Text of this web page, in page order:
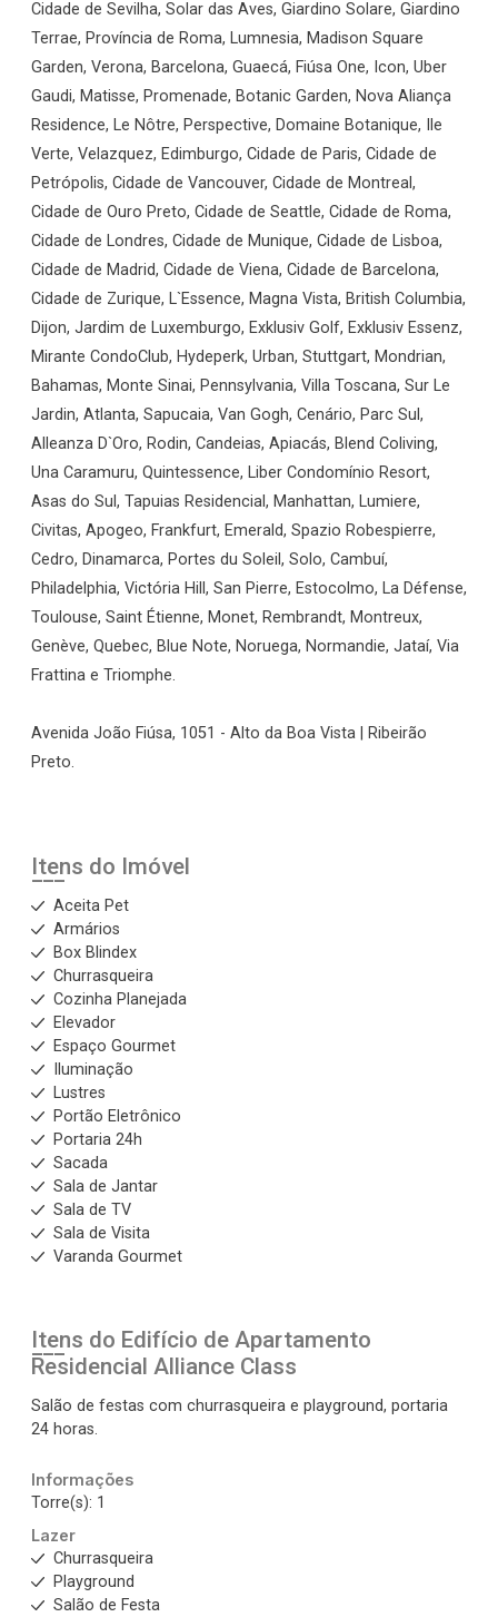
Cidade de Sevilha, Solar das Aves, Giardino Solare, Giardino
Terrae, Província de Roma, Lumnesia, Madison Square
Garden, Verona, Barcelona, Guaecá, Fiúsa One, Icon, Uber
Gaudi, Matisse, Promenade, Botanic Garden, Nova Aliança
Residence, Le Nôtre, Perspective, Domaine Botanique, Ile
Verte, Velazquez, Edimburgo, Cidade de Paris, Cidade de
Petrópolis, Cidade de Vancouver, Cidade de Montreal,
Cidade de Ouro Preto, Cidade de Seattle, Cidade de Roma,
Cidade de Londres, Cidade de Munique, Cidade de Lisboa,
Cidade de Madrid, Cidade de Viena, Cidade de Barcelona,
Cidade de Zurique, L`Essence, Magna Vista, British Columbia,
Dijon, Jardim de Luxemburgo, Exklusiv Golf, Exklusiv Essenz,
Mirante CondoClub, Hydeperk, Urban, Stuttgart, Mondrian,
Bahamas, Monte Sinai, Pennsylvania, Villa Toscana, Sur Le
Jardin, Atlanta, Sapucaia, Van Gogh, Cenário, Parc Sul,
Alleanza D`Oro, Rodin, Candeias, Apiacás, Blend Coliving,
Una Caramuru, Quintessence, Liber Condomínio Resort,
Asas do Sul, Tapuias Residencial, Manhattan, Lumiere,
Civitas, Apogeo, Frankfurt, Emerald, Spazio Robespierre,
Cedro, Dinamarca, Portes du Soleil, Solo, Cambuí,
Philadelphia, Victória Hill, San Pierre, Estocolmo, La Défense,
Toulouse, Saint Étienne, Monet, Rembrandt, Montreux,
Genève, Quebec, Blue Note, Noruega, Normandie, Jataí, Via
Frattina e Triomphe.
Avenida João Fiúsa, 1051 - Alto da Boa Vista | Ribeirão
Preto.
Itens do Imóvel
Aceita Pet
Armários
Box Blindex
Churrasqueira
Cozinha Planejada
Elevador
Espaço Gourmet
Iluminação
Lustres
Portão Eletrônico
Portaria 24h
Sacada
Sala de Jantar
Sala de TV
Sala de Visita
Varanda Gourmet
Itens do Edifício de Apartamento
Residencial Alliance Class
Salão de festas com churrasqueira e playground, portaria
24 horas.
Informações
Torre(s): 1
Lazer
Churrasqueira
Playground
Salão de Festa